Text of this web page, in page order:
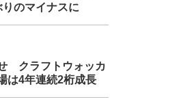
のマイナスに
クラフトウォッカ
4年連続2桁成長